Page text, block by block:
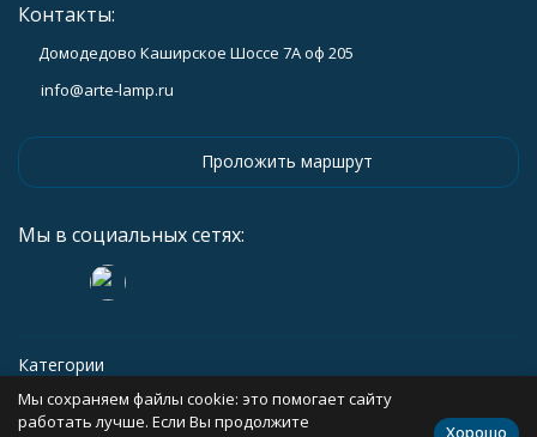
Контакты:
Домодедово Каширское Шоссе 7А оф 205
info@arte-lamp.ru
Проложить маршрут
Мы в социальных сетях:
Категории
Информация
Мы сохраняем файлы cookie: это помогает сайту
работать лучше. Если Вы продолжите
Хорошо